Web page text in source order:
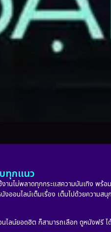
ทุกแนว
านไม่พลาดทุกกระแสความบันเทิง พร้
ออนไลน์เต็มเรื่อง เต็มไปด้วยความสนุ
ไลน์ยอดฮิต ก็สามารถเลือก ดูหนังฟรี